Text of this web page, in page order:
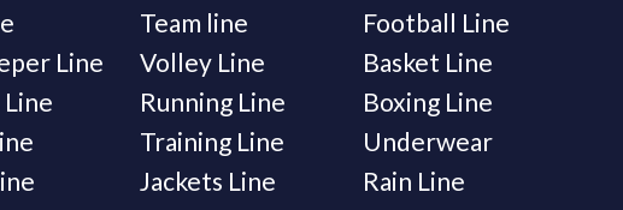
Team line
Football Line
Line
Volley Line
Basket Line
Running Line
Boxing Line
Training Line
Underwear
Jackets Line
Rain Line